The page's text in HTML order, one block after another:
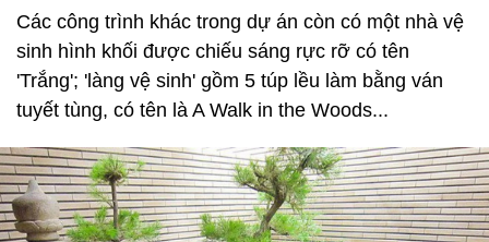
Các công trình khác trong dự án còn có một nhà vệ
sinh hình khối được chiếu sáng rực rỡ có tên
'Trắng'; 'làng vệ sinh' gồm 5 túp lều làm bằng ván
tuyết tùng, có tên là A Walk in the Woods...